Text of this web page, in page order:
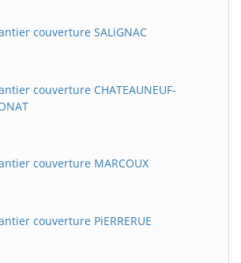
couverture SALiGNAC
couverture CHATEAUNEUF-
couverture MARCOUX
couverture PiERRERUE